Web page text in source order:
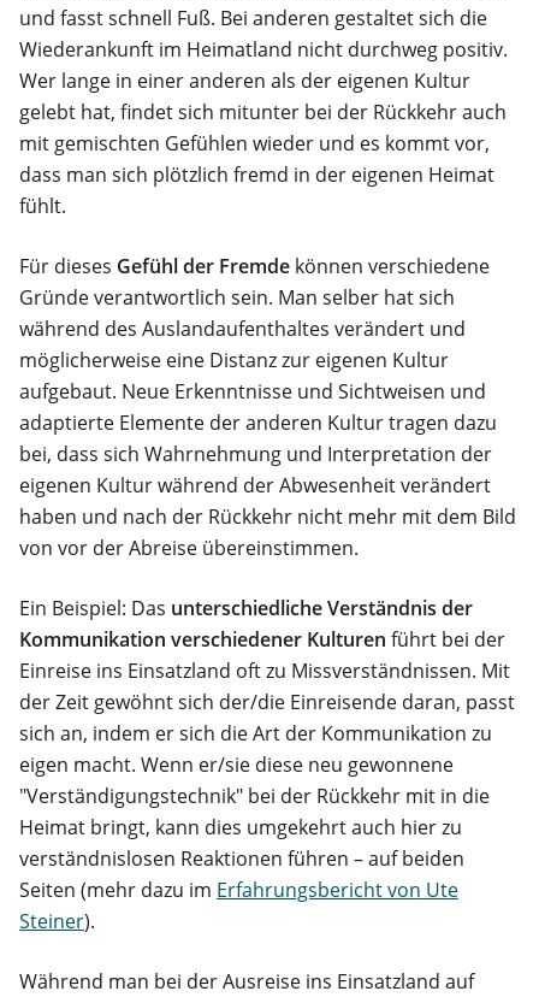
und fasst schnell Fuß. Bei anderen gestaltet sich die
Wiederankunft im Heimatland nicht durchweg positiv.
Wer lange in einer anderen als der eigenen Kultur
gelebt hat, findet sich mitunter bei der Rückkehr auch
mit gemischten Gefühlen wieder und es kommt vor,
dass man sich plötzlich fremd in der eigenen Heimat
fühlt.
Für dieses Gefühl der Fremde können verschiedene
Gründe verantwortlich sein. Man selber hat sich
während des Auslandaufenthaltes verändert und
möglicherweise eine Distanz zur eigenen Kultur
aufgebaut. Neue Erkenntnisse und Sichtweisen und
adaptierte Elemente der anderen Kultur tragen dazu
bei, dass sich Wahrnehmung und Interpretation der
eigenen Kultur während der Abwesenheit verändert
haben und nach der Rückkehr nicht mehr mit dem Bild
von vor der Abreise übereinstimmen.
Ein Beispiel: Das unterschiedliche Verständnis der
Kommunikation verschiedener Kulturen führt bei der
Einreise ins Einsatzland oft zu Missverständnissen. Mit
der Zeit gewöhnt sich der/die Einreisende daran, passt
sich an, indem er sich die Art der Kommunikation zu
eigen macht. Wenn er/sie diese neu gewonnene
"Verständigungstechnik" bei der Rückkehr mit in die
Heimat bringt, kann dies umgekehrt auch hier zu
verständnislosen Reaktionen führen – auf beiden
Seiten (mehr dazu im Erfahrungsbericht von Ute
Steiner).
Während man bei der Ausreise ins Einsatzland auf